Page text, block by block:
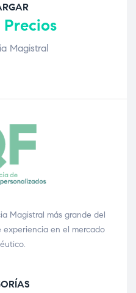
Magistral
Magistral más grande del
experiencia en el mercado